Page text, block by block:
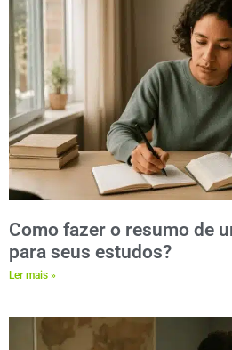
Como fazer o resumo de
para seus estudos?
Ler mais »